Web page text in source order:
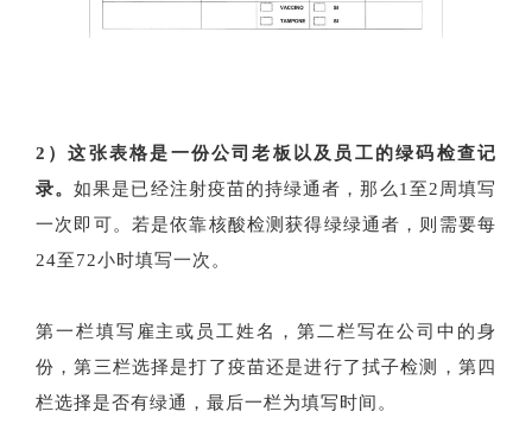
2）这张表格是一份公司老板以及员工的绿码检查记
录。如果是已经注射疫苗的持绿通者，那么1至2周填写
一次即可。若是依靠核酸检测获得绿绿通者，则需要每
24至72小时填写一次。
第一栏填写雇主或员工姓名，第二栏写在公司中的身
份，第三栏选择是打了疫苗还是进行了拭子检测，第四
栏选择是否有绿通，最后一栏为填写时间。